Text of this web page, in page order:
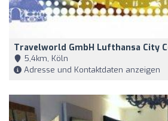
Travelworld GmbH Lufthansa City
5,4km, Köln
Adresse und Kontaktdaten anzeigen